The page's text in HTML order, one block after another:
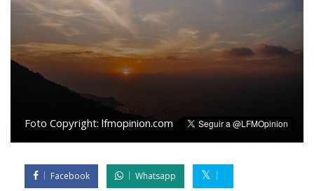
Foto Copyright: lfmopinion.com
Facebook Whatsapp